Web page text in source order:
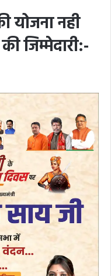
योजना नही
जिम्मेदारी:-